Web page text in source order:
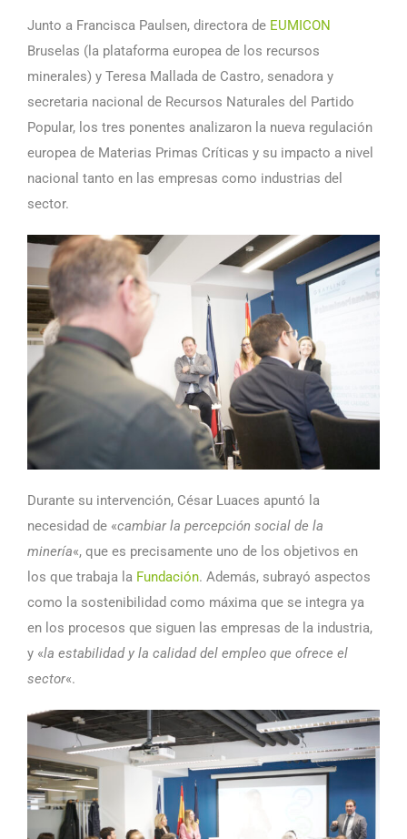
Junto a Francisca Paulsen, directora de EUMICON
Bruselas (la plataforma europea de los recursos
minerales) y Teresa Mallada de Castro, senadora y
secretaria nacional de Recursos Naturales del Partido
Popular, los tres ponentes analizaron la nueva regulación
europea de Materias Primas Críticas y su impacto a nivel
nacional tanto en las empresas como industrias del
sector.
Durante su intervención, César Luaces apuntó la
necesidad de «cambiar la percepción social de la
minería«, que es precisamente uno de los objetivos en
los que trabaja la Fundación. Además, subrayó aspectos
como la sostenibilidad como máxima que se integra ya
en los procesos que siguen las empresas de la industria,
y «la estabilidad y la calidad del empleo que ofrece el
sector«.